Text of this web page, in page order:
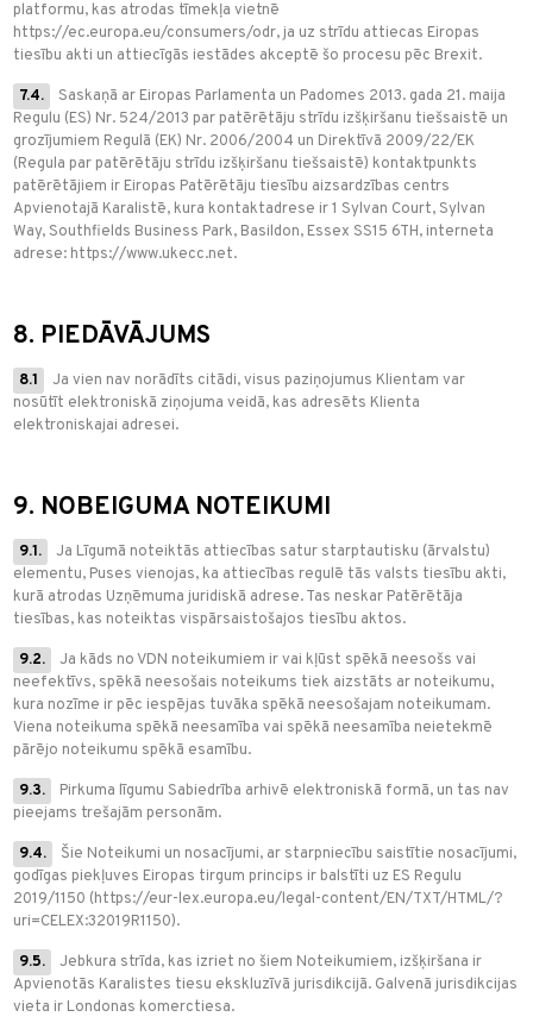
platformu, kas atrodas tīmekļa vietnē
https://ec.europa.eu/consumers/odr, ja uz strīdu attiecas Eiropas
tiesību akti un attiecīgās iestādes akceptē šo procesu pēc Brexit.
7.4.
Saskaņā ar Eiropas Parlamenta un Padomes 2013. gada 21. maija
Regulu (ES) Nr. 524/2013 par patērētāju strīdu izšķiršanu tiešsaistē un
grozījumiem Regulā (EK) Nr. 2006/2004 un Direktīvā 2009/22/EK
(Regula par patērētāju strīdu izšķiršanu tiešsaistē) kontaktpunkts
patērētājiem ir Eiropas Patērētāju tiesību aizsardzības centrs
Apvienotajā Karalistē, kura kontaktadrese ir 1 Sylvan Court, Sylvan
Way, Southfields Business Park, Basildon, Essex SS15 6TH, interneta
adrese: https://www.ukecc.net.
8. PIEDĀVĀJUMS
8.1
Ja vien nav norādīts citādi, visus paziņojumus Klientam var
nosūtīt elektroniskā ziņojuma veidā, kas adresēts Klienta
elektroniskajai adresei.
9. NOBEIGUMA NOTEIKUMI
9.1.
Ja Līgumā noteiktās attiecības satur starptautisku (ārvalstu)
elementu, Puses vienojas, ka attiecības regulē tās valsts tiesību akti,
kurā atrodas Uzņēmuma juridiskā adrese. Tas neskar Patērētāja
tiesības, kas noteiktas vispārsaistošajos tiesību aktos.
9.2.
Ja kāds no VDN noteikumiem ir vai kļūst spēkā neesošs vai
neefektīvs, spēkā neesošais noteikums tiek aizstāts ar noteikumu,
kura nozīme ir pēc iespējas tuvāka spēkā neesošajam noteikumam.
Viena noteikuma spēkā neesamība vai spēkā neesamība neietekmē
pārējo noteikumu spēkā esamību.
9.3.
Pirkuma līgumu Sabiedrība arhivē elektroniskā formā, un tas nav
pieejams trešajām personām.
9.4.
Šie Noteikumi un nosacījumi, ar starpniecību saistītie nosacījumi,
godīgas piekļuves Eiropas tirgum princips ir balstīti uz ES Regulu
2019/1150 (https://eur-lex.europa.eu/legal-content/EN/TXT/HTML/?
uri=CELEX:32019R1150).
9.5.
Jebkura strīda, kas izriet no šiem Noteikumiem, izšķiršana ir
Apvienotās Karalistes tiesu ekskluzīvā jurisdikcijā. Galvenā jurisdikcijas
vieta ir Londonas komerctiesa.